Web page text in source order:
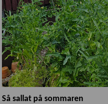
Så sallat på sommaren